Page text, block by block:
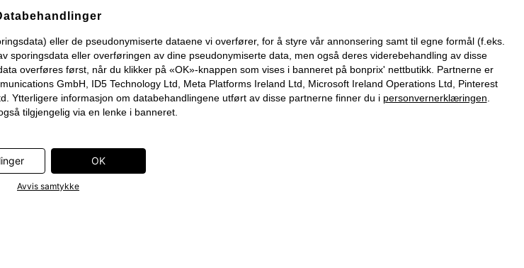
eller de pseudonymiserte dataene vi overfører, for å styre vår annonsering samt til egne formål (f.eks.
eller overføringen av dine pseudonymiserte data, men også deres viderebehandling av disse
overføres først, når du klikker på «OK»-knappen som vises i banneret på bonprix' nettbutikk. Partnerne er
GmbH, ID5 Technology Ltd, Meta Platforms Ireland Ltd, Microsoft Ireland Operations Ltd, Pinterest
Ytterligere informasjon om databehandlingene utført av disse partnerne finner du i personvernerklæringen
tilgjengelig via en lenke i banneret.
OK
Avvis samtykke